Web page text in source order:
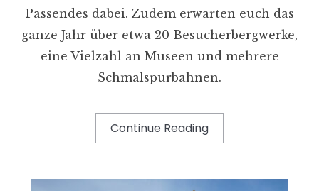
Passendes dabei. Zudem erwarten euch das
ganze Jahr über etwa 20 Besucherbergwerke,
eine Vielzahl an Museen und mehrere
Schmalspurbahnen.
Continue Reading